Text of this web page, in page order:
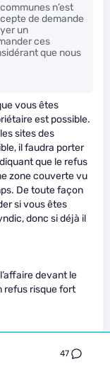
47
n’est
de demande
un
ces
que nous
vous êtes
est possible.
sites des
il faudra porter
que le refus
zone couverte vu
De toute façon
si vous êtes
donc si déjà il
devant le
refus risque fort
et long toutes ces
juste à dire “non